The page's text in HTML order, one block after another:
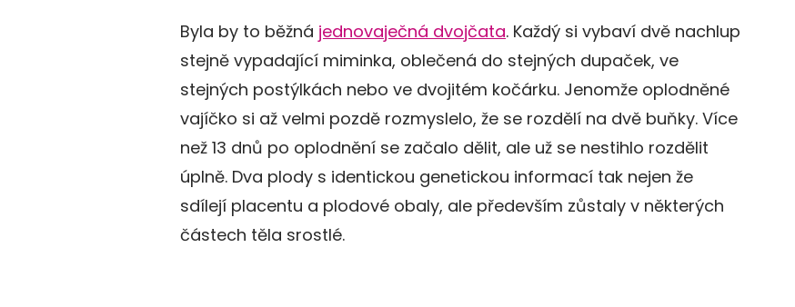
Byla by to běžná jednovaječná dvojčata. Každý si vybaví dvě nachlup
stejně vypadající miminka, oblečená do stejných dupaček, ve
stejných postýlkách nebo ve dvojitém kočárku. Jenomže oplodněné
vajíčko si až velmi pozdě rozmyslelo, že se rozdělí na dvě buňky. Více
než 13 dnů po oplodnění se začalo dělit, ale už se nestihlo rozdělit
úplně. Dva plody s identickou genetickou informací tak nejen že
sdílejí placentu a plodové obaly, ale především zůstaly v některých
částech těla srostlé.